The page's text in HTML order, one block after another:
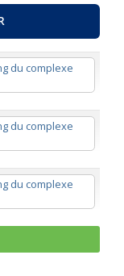
du complexe
du complexe
du complexe